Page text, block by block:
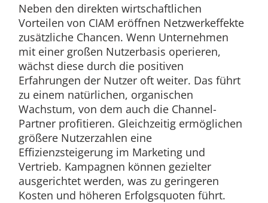
Neben den direkten wirtschaftlichen
Vorteilen von CIAM eröffnen Netzwerkeffekte
zusätzliche Chancen. Wenn Unternehmen
mit einer großen Nutzerbasis operieren,
wächst diese durch die positiven
Erfahrungen der Nutzer oft weiter. Das führt
zu einem natürlichen, organischen
Wachstum, von dem auch die Channel-
Partner profitieren. Gleichzeitig ermöglichen
größere Nutzerzahlen eine
Effizienzsteigerung im Marketing und
Vertrieb. Kampagnen können gezielter
ausgerichtet werden, was zu geringeren
Kosten und höheren Erfolgsquoten führt.